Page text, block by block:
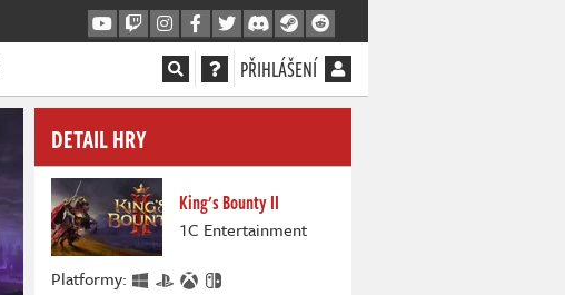
PŘIHLÁŠENÍ
DETAIL HRY
King's Bounty II
1C Entertainment
Platformy: